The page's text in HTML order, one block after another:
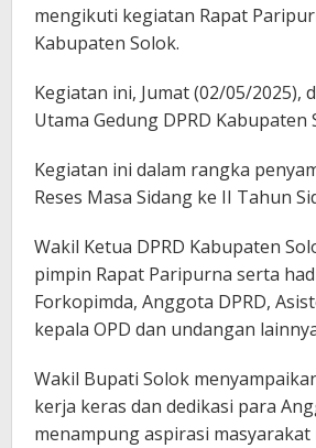
mengikuti kegiatan Rapat
Kabupaten Solok.
Kegiatan ini, Jumat (02/05/2025),
Utama Gedung DPRD Kabupaten
Kegiatan ini dalam rangka
Reses Masa Sidang ke II Tahun
Wakil Ketua DPRD Kabupaten
pimpin Rapat Paripurna serta
Forkopimda, Anggota DPRD,
kepala OPD dan undangan
Wakil Bupati Solok
kerja keras dan dedikasi para
menampung aspirasi